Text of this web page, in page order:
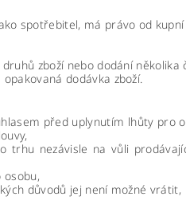
spotřebitel, má právo od
zboží nebo dodání několika
dodávka zboží.
před uplynutím lhůty
trhu nezávisle na vůli
důvodů jej není možné vrátit,